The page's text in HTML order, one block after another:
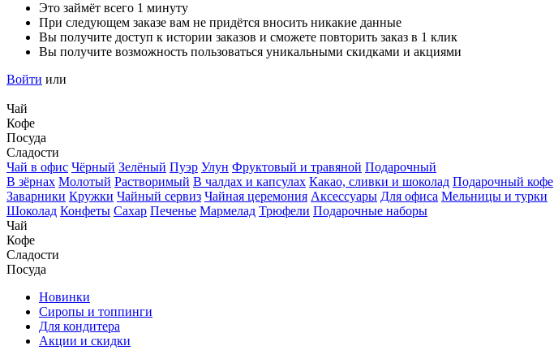
Это займёт всего 1 минуту
При следующем заказе вам не придётся вносить никакие данные
Вы получите доступ к истории заказов и сможете повторить заказ в 1 клик
Вы получите возможность пользоваться уникальными скидками и акциями
Войти или
Чай
Кофе
Посуда
Сладости
Чай в офис Чёрный Зелёный Пуэр Улун Фруктовый и травяной Подарочный
В зёрнах Молотый Растворимый В чалдах и капсулах Какао, сливки и шоколад Подарочный кофе
Заварники Кружки Чайный сервиз Чайная церемония Аксессуары Для офиса Мельницы и турки
Шоколад Конфеты Сахар Печенье Мармелад Трюфели Подарочные наборы
Чай
Кофе
Сладости
Посуда
Новинки
Сиропы и топпинги
Для кондитера
Акции и скидки